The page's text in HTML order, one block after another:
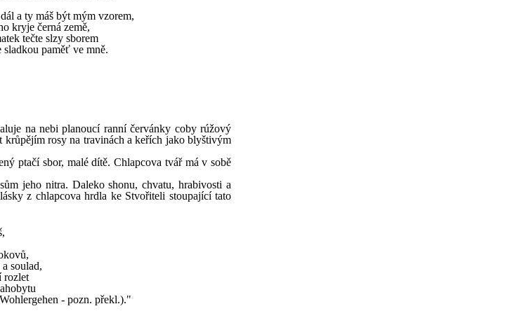
a ty máš být mým vzorem,
kryje černá země,
tečte slzy sborem
sladkou paměť ve mně.
na nebi planoucí ranní červánky coby rúžový
rosy na travinách a keřích jako blyštivým
ptačí sbor, malé dítě. Chlapcova tvář má v sobě
jeho nitra. Daleko shonu, chvatu, hrabivosti a
z chlapcova hrdla ke Stvořiteli stoupající tato
soulad,
rozlet
- pozn. překl.)."